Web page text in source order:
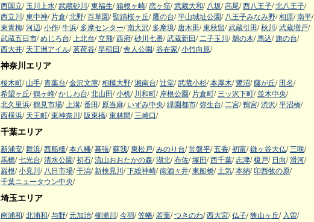
西国立/ 玉川上水/ 武蔵砂川 / 東福生/ 箱根ヶ崎/ 恋ヶ窪/ 武蔵大和/ 八坂/ 高尾/ 西八王子/ 北八王子/
西立川 / 東中神/ 片倉/ 北野/ 百草園/ 聖蹟桜ヶ丘/ 鷹の台/ 平山城址公園/ 八王子みなみ野/ 相原/ 南平/
東青梅/ 河辺/ 小作/ 牛浜/ 多摩センター/ 南大沢/ 多摩境/ 唐木田/ 東秋留/ 武蔵引田/ 秋川 / 武蔵増戸/
武蔵五日市/ めじろ台/ 上北台/ 立飛/ 西府/ 砂川七番/ 武蔵新田/ 二子玉川 / 鵜の木/ 馬込/ 旗の台/
西大井/ 天王洲アイル/ 茗荷谷/ 早稲田/ 舎人公園/ 谷在家/ 小竹向原/
神奈川エリア
桜木町/ 山手/ 青葉台/ 金沢文庫/ 相模大野/ 湘南台/ 辻堂/ 武蔵小杉/ 本厚木/ 鷺沼/ 藤が丘/ 田名/
希望ヶ丘/ 鶴ヶ峰/ かしわ台/ 北山田/ 小机/ 川和町/ 岸根公園/ 片倉町/ 三ッ沢下町/ 並木中央/
北久里浜/ 鶴見市場/ 上溝/ 番田/ 原当麻/ いずみ中央/ 緑園都市/ 弥生台/ 二宮/ 鴨宮/ 渋沢/ 平沼橋/
西横浜/ 天王町/ 東神奈川 / 阪東橋/ 東林間/ 三崎口/
千葉エリア
新浦安/ 舞浜/ 西船橋/ 本八幡/ 幕張/ 蘇我/ 東松戸/ みのり台/ 常盤平/ 五香/ 初富/ 鎌ヶ谷大仏/ 三咲/
馬橋/ 七光台/ 清水公園/ 初石/ 流山おおたかの森/ 湖北/ 布佐/ 塚田/ 西千葉/ 志津/ 榎戸/ 日向/ 滑河/
巌根/ 小見川 / 八日市場/ 干潟/ 新検見川 / 下総神崎/ 南酒々井/ 東船橋/ 土気/ 本納/ 印西牧の原/
千葉ニュータウン中央/
埼玉エリア
南浦和/ 北浦和/ 与野/ 元加治/ 柳瀬川 / 今羽/ 笠幡/ 若葉/ つきのわ/ 西大宮/ 仏子/ 狭山ヶ丘/ 入曽/